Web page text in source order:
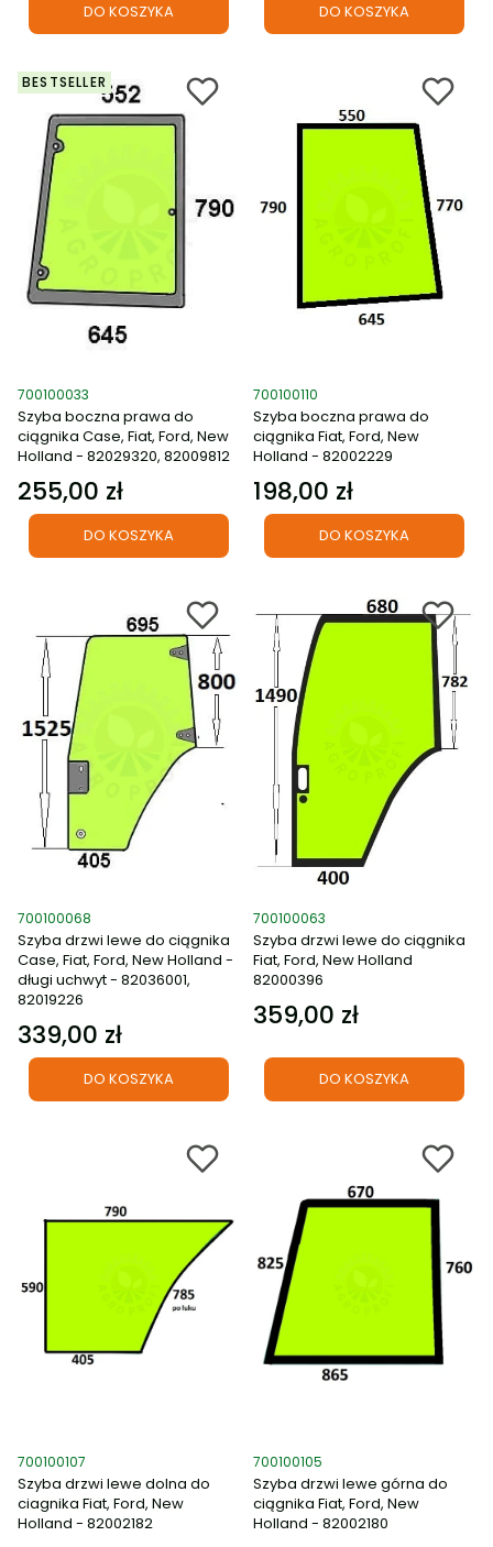
DO KOSZYKA DO KOSZYKA
BESTSELLER
Kod produktu
700100033
Szyba boczna prawa do
ciągnika Case, Fiat, Ford, New
Holland - 82029320, 82009812
Cena
255,00 zł
DO KOSZYKA
Kod produktu
700100110
Szyba boczna prawa do
ciągnika Fiat, Ford, New
Holland - 82002229
Cena
198,00 zł
DO KOSZYKA
Kod produktu
700100068
Szyba drzwi lewe do ciągnika
Case, Fiat, Ford, New Holland -
długi uchwyt - 82036001,
82019226
Cena
339,00 zł
DO KOSZYKA
Kod produktu
700100063
Szyba drzwi lewe do ciągnika
Fiat, Ford, New Holland
82000396
Cena
359,00 zł
DO KOSZYKA
Kod produktu
700100107
Szyba drzwi lewe dolna do
ciagnika Fiat, Ford, New
Holland - 82002182
Kod produktu
700100105
Szyba drzwi lewe górna do
ciągnika Fiat, Ford, New
Holland - 82002180